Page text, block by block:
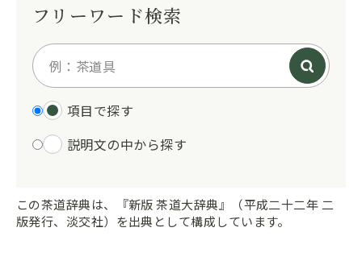
フリーワード検索
項目で探す
説明文の中から探す
この茶道辞典は、『新版 茶道大辞典』（平成二十二年 二
版発行、淡交社）を出典として構成しています。